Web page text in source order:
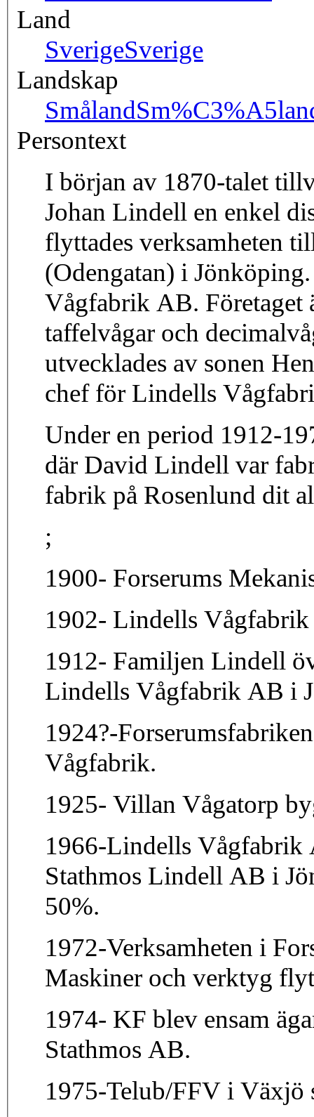
Land
SverigeSverige
Landskap
Småland
Persontext
I början av 1870-talet
Johan Lindell en enkel
flyttades verksamheten
(Odengatan) i
Vågfabrik AB. Företaget
taffelvågar och
utvecklades av sonen
chef för Lindells
Under en period 1912-
där David Lindell var
fabrik på Rosenlund
;
1900- Forserums
1902- Lindells Vågfabrik
1912- Familjen Lindell
1924?-
Vågfabrik.
1925- Villan Vågatorp
1966-Lindells Vågfabrik
Stathmos Lindell AB i
50%.
1972-Verksamheten i
Maskiner och verktyg
1974- KF blev ensam
Stathmos AB.
1975-Telub/FFV i Växjö